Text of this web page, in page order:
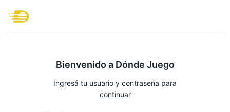
Bienvenido a Dónde Juego
Ingresá tu usuario y contraseña para
continuar